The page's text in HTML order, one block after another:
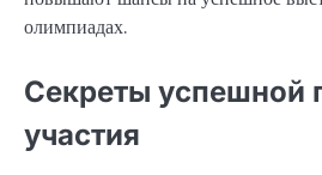
олимпиадах.
Секреты успешной
участия